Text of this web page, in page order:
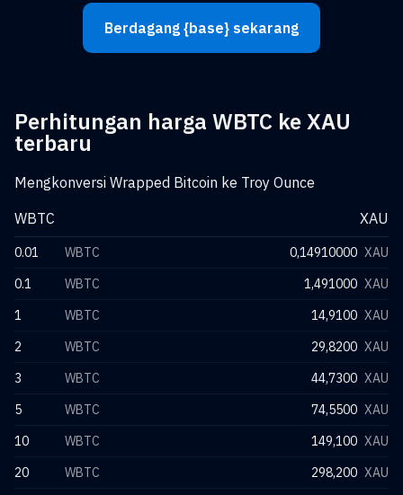
Berdagang {base} sekarang
Perhitungan harga WBTC ke XAU
terbaru
Mengkonversi Wrapped Bitcoin ke Troy Ounce
WBTC
XAU
0.01 WBTC 0,14910000 XAU
0.1
WBTC 1,491000 XAU
1
WBTC 14,9100 XAU
2
WBTC 29,8200 XAU
3
WBTC 44,7300 XAU
5
WBTC 74,5500 XAU
10
WBTC 149,100 XAU
20
WBTC 298,200 XAU